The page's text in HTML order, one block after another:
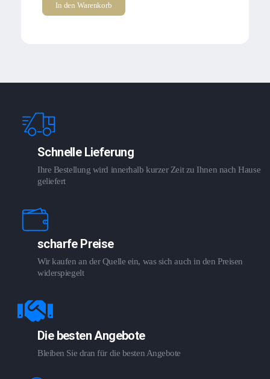
In den Warenkorb
Schnelle Lieferung
Ihre Bestellung wird innerhalb kurzer Zeit zu Ihnen nach Hause
geliefert
scharfe Preise
Wir kaufen an der Quelle ein, was sich auch in den Preisen
widerspiegelt
Die besten Angebote
Bleiben Sie dran für die besten Angebote